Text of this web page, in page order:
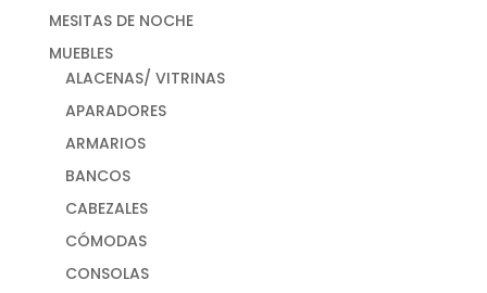
MESITAS DE NOCHE
MUEBLES
ALACENAS/ VITRINAS
APARADORES
ARMARIOS
BANCOS
CABEZALES
CÓMODAS
CONSOLAS